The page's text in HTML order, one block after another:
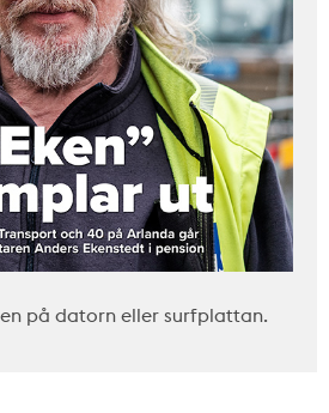
på datorn eller surfplattan.